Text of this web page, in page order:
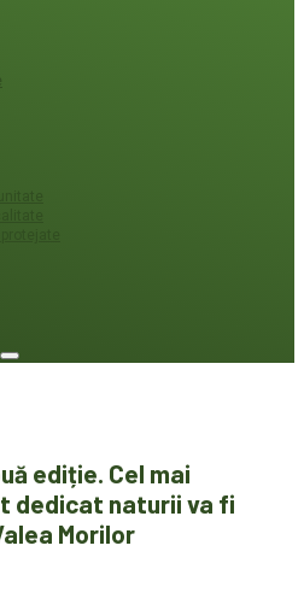
ediție. Cel mai
dedicat naturii va fi
Morilor